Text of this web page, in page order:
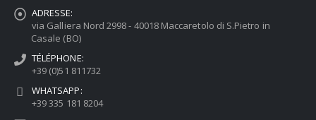
ADRESSE:
via Galliera Nord 2998 - 40018 Maccaretolo di S.Pietro in
Casale (BO)
TÉLÉPHONE:
+39 (0)51 811732
WHATSAPP:
+39 335 181 8204